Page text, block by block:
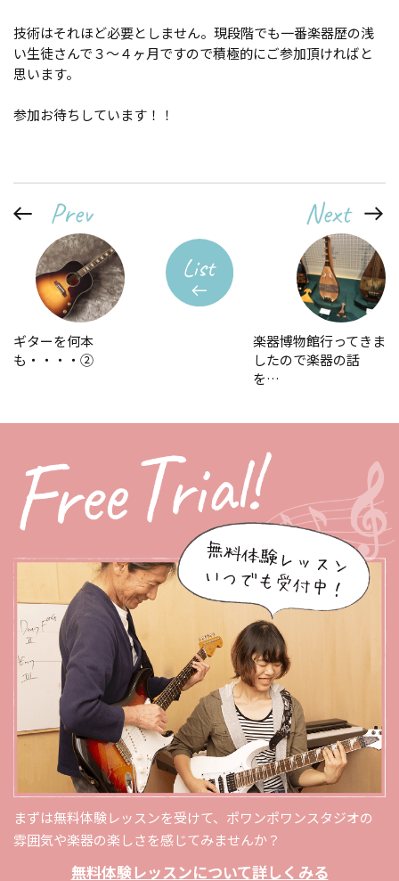
技術はそれほど必要としません。現段階でも一番楽器歴の浅
い生徒さんで３～４ヶ月ですので積極的にご参加頂ければと
思います。
参加お待ちしています！！
ギターを何本
も・・・・②
楽器博物館行ってきま
したので楽器の話
を…
まずは無料体験レッスンを受けて、ポワンポワンスタジオの
雰囲気や楽器の楽しさを感じてみませんか？
無料体験レッスンについて詳しくみる